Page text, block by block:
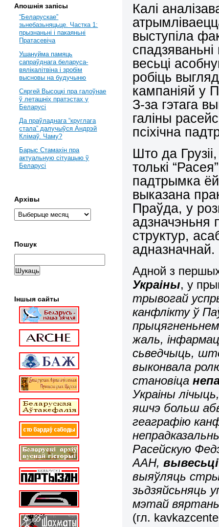
Калі
выступіла
весьці
робіць
кампаніяй у
З-за гэтага
галіны
псіхічна
Што да
толькі
падтрымка
выказана
Праўда, у
структур,
адназначнай.
Адной з
Украіны, у
трывогай
канфлікту ў
жаль,
сьведчыць,
выконвала
становіца
Украіны
яшчэ больш
геаграфію
Расейскую
ААН,
выяўляць
зьдзяйсьняць
мэтай
(гл.
Апошнія запісы
“Беларускае”
зьнебазьняцьце. Частка 1:
прызнаньні і пакаяньні
Пратасевіча
Ушануйма памяць
сапраўднага беларуса-
вялікалітвіна і зробім
высновы на будучыню
Сяргей Высоцкі пра галоўнае
ў леташніх пратэстах у
Беларусі
Да праўладнага “круглага
стала” далучыўся Андрэй
Клімаў. Чаму?
Барыс Стамахін пра
актуальную сітуацыю ў
Беларусі
Архівы
Пошук
Іншыя сайты